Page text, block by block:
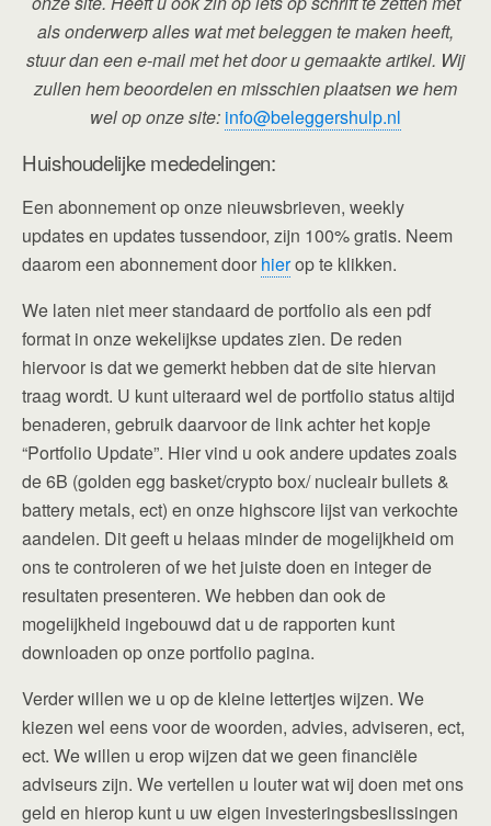
als onderwerp alles wat met beleggen te maken heeft,
stuur dan een e-mail met het door u gemaakte artikel. Wij
zullen hem beoordelen en misschien plaatsen we hem
wel op onze site: info@beleggershulp.nl
Huishoudelijke mededelingen:
Een abonnement op onze nieuwsbrieven, weekly
updates en updates tussendoor, zijn 100% gratis. Neem
daarom een abonnement door hierop te klikken.
We laten niet meer standaard de portfolio als een pdf
format in onze wekelijkse updates zien. De reden
hiervoor is dat we gemerkt hebben dat de site hiervan
traag wordt. U kunt uiteraard wel de portfolio status altijd
benaderen, gebruik daarvoor de link achter het kopje
“Portfolio Update”. Hier vind u ook andere updates zoals
de 6B (golden egg basket/crypto box/ nucleair bullets &
battery metals, ect) en onze highscore lijst van verkochte
aandelen. Dit geeft u helaas minder de mogelijkheid om
ons te controleren of we het juiste doen en integer de
resultaten presenteren. We hebben dan ook de
mogelijkheid ingebouwd dat u de rapporten kunt
downloaden op onze portfolio pagina.
Verder willen we u op de kleine lettertjes wijzen. We
kiezen wel eens voor de woorden, advies, adviseren, ect,
ect. We willen u erop wijzen dat we geen financiële
adviseurs zijn. We vertellen u louter wat wij doen met ons
geld en hierop kunt u uw eigen investeringsbeslissingen